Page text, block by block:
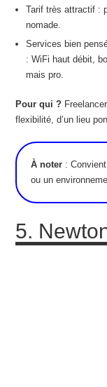
Tarif très attractif :
nomade.
Services bien
: WiFi haut débit,
mais pro.
Pour qui ?
flexibilité, d’un lieu
À noter :
ou un
5.